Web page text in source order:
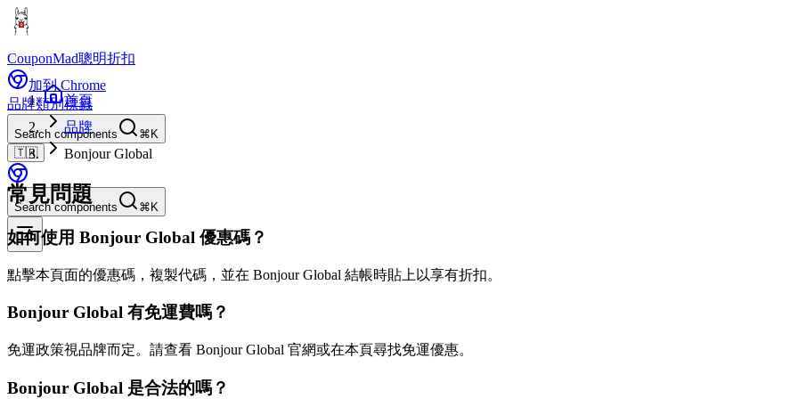
CouponMad聰明折扣
加到 Chrome
品牌類別標籤
Search components
⌘K
🇹🇼
Search components ⌘K
首頁
品牌
Bonjour Global
常見問題
如何使用 Bonjour Global 優惠碼？
點擊本頁面的優惠碼，複製代碼，並在 Bonjour Global 結帳時貼上以享有折扣。
Bonjour Global 有免運費嗎？
免運政策視品牌而定。請查看 Bonjour Global 官網或在本頁尋找免運優惠。
Bonjour Global 是合法的嗎？